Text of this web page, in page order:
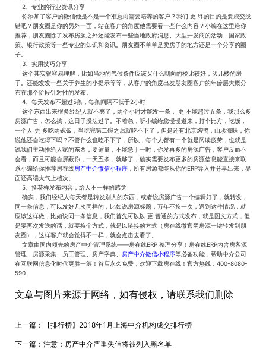
2、专业的行业资讯分享
你添加了客户的微信他是不是一个准意向需要培养的客户？我们 更 终的目的是要成交没
错吧？朋友圈是你的另外一面，站在客户的角度他需要看一些什么内容？小编在这里给你
推荐，朋友圈除了发布房源之外还能发布一些当地政府消息、大型开发商的活动、国家政
策、银行政策等一些专业的知识和资讯。朋友圈不单单是卖房子的地方还是一个分享的圈
子。
3、实用技巧分享
这个其实很容易理解，比如当地的气候条件应该买什么朝向的楼比较好，买几楼的房
子。还能发发一些关于养生的小提示等等，从客户的角度出发朋友圈客户的年龄层大概分
布在那个阶段针对性的发布。
4、每天发布不超过5条，每条间隔不低于2小时
这个东西出来很多经纪人就不爽了，两个小时才能发一条， 更 不能超过五条，我那么多
房源广告，怎么搞，这日子没法过了。不着急，听小编给您慢慢道来，打个比方，吃饭，
一个人 更 多吃两碗饭，当吃完第二碗之后就吃不下了，但是还有北京烤鸭，山珍海味，你
说他还会吃得下吗？不管什么也吃不下了，所以，每个人都有一个就是阅读疲劳，也就是
说我们主动推给人家的东西，要适量，不能急于一时，你发再多的房源广告，客户反而不
会看，而且可能会屏蔽你，一天五条，就够了，确实需要发布更多的房源信息能直接来联
系小编给你推荐房在线房产中介微信小程序 ，所有房源都能从你的ERP导入并分享出来，界
面还高端大气上档次。
5、换花样发布内容，给人不一样的感觉
确实，我们经纪人每天都是转发别人的东西，或者说房源广告一个编辑好了，就转发，
同一条信息，可以发好几次同样的，比如说房源标题，万年不换一次，遇到这种情况，就
应该这样做，比如说同一条信息，我们首先可以以 更 普通的方式发布，就是图文方式，但
是要再次发送的话，就要换个方式，就是以链接的方式（房在线微官网房源一键转发到朋
友圈），这样客户就会觉得不一样，就会点击去看了。
文章由国内领先的房产中介管理系统——房在线ERP 整理分享！房在线ERP内含房客源
管理、房源采集、员工管理、房产字典、 房产中介微信小程序等必备功能，帮助中介公司
在互联网信息化时代更胜一筹！首店永久免费，欢迎下载房在线！官方热线：400-8080-
590
文章与图片来源于网络，如有侵权，请联系我们删除
上一篇： 【排行榜】2018年1月上海中介机构成交排行榜
下一篇： 注意：房产中介严重失信将被列入黑名单